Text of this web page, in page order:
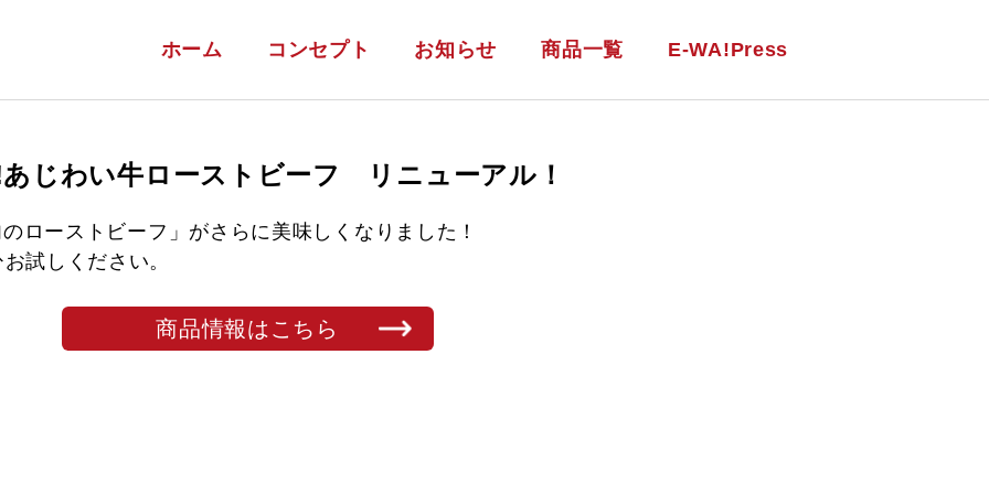
ホーム コンセプト お知らせ 商品一覧 E-WA!Press
じわい牛ローストビーフ リニューアル！
ローストビーフ」がさらに美味しくなりました！
試しください。
商品情報はこちら